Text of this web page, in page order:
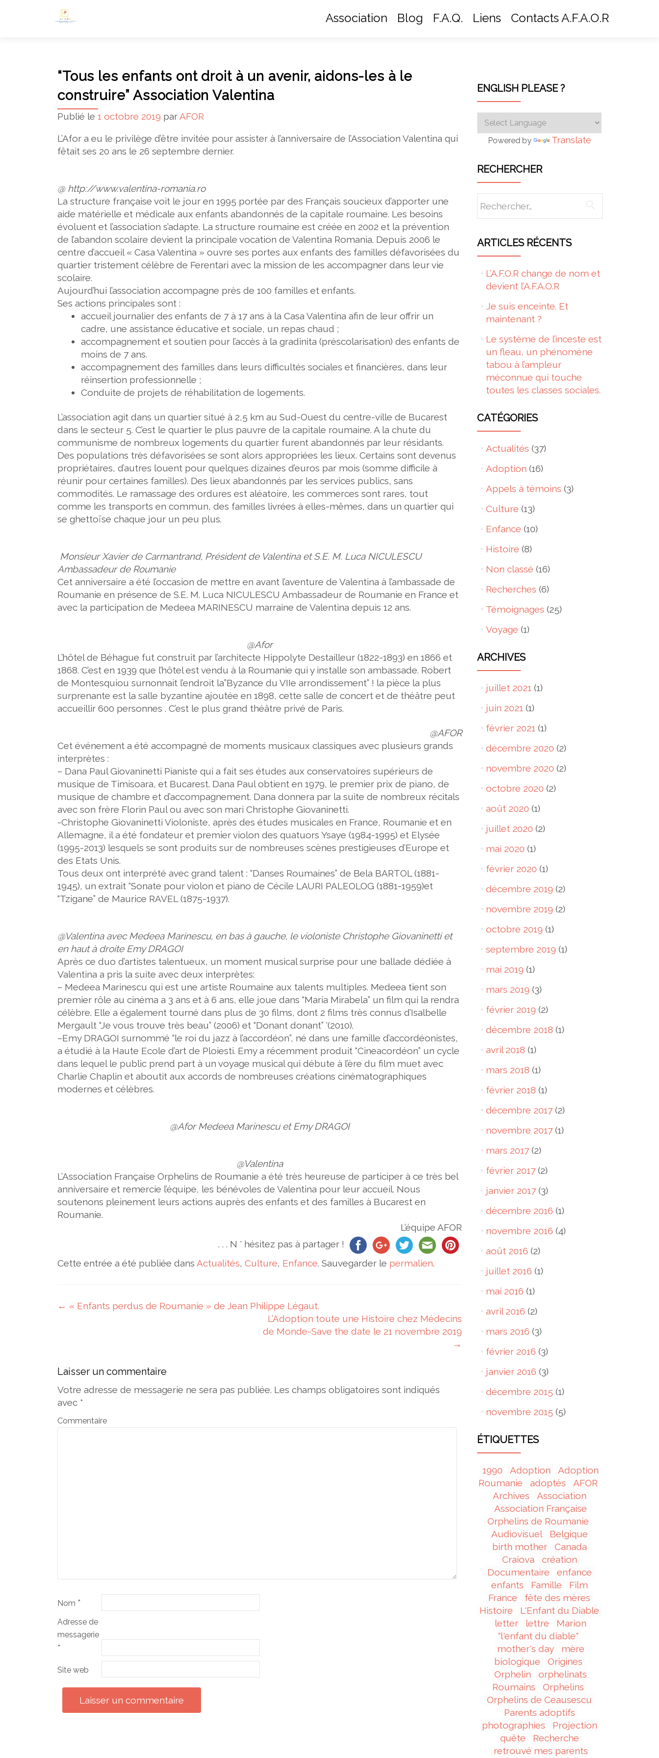
Association Blog F.A.Q. Liens Contacts A.F.A.O.R
“Tous les enfants ont droit à un avenir, aidons-les à le
construire” Association Valentina
Publié le 1 octobre 2019 par AFOR
L’Afor a eu le privilège d’être invitée pour assister à l’anniversaire de l’Association Valentina qui
fêtait ses 20 ans le 26 septembre dernier.
@ http://www.valentina-romania.ro
La structure française voit le jour en 1995 portée par des Français soucieux d’apporter une
aide matérielle et médicale aux enfants abandonnés de la capitale roumaine. Les besoins
évoluent et l’association s’adapte. La structure roumaine est créée en 2002 et la prévention
de l’abandon scolaire devient la principale vocation de Valentina Romania. Depuis 2006 le
centre d’accueil « Casa Valentina » ouvre ses portes aux enfants des familles défavorisées du
quartier tristement célèbre de Ferentari avec la mission de les accompagner dans leur vie
scolaire.
Aujourd’hui l’association accompagne près de 100 familles et enfants.
Ses actions principales sont :
accueil journalier des enfants de 7 à 17 ans à la Casa Valentina afin de leur offrir un
cadre, une assistance éducative et sociale, un repas chaud ;
accompagnement et soutien pour l’accès à la gradinita (préscolarisation) des enfants de
moins de 7 ans.
accompagnement des familles dans leurs difficultés sociales et financières, dans leur
réinsertion professionnelle ;
Conduite de projets de réhabilitation de logements.
L’association agit dans un quartier situé à 2,5 km au Sud-Ouest du centre-ville de Bucarest
dans le secteur 5. C’est le quartier le plus pauvre de la capitale roumaine. A la chute du
communisme de nombreux logements du quartier furent abandonnés par leur résidants.
Des populations très défavorisées se sont alors appropriées les lieux. Certains sont devenus
propriétaires, d’autres louent pour quelques dizaines d’euros par mois (somme difficile à
réunir pour certaines familles). Des lieux abandonnés par les services publics, sans
commodités. Le ramassage des ordures est aléatoire, les commerces sont rares, tout
comme les transports en commun, des familles livrées à elles-mêmes, dans un quartier qui
se ghettoïse chaque jour un peu plus.
Monsieur Xavier de Carmantrand, Président de Valentina et S.E. M. Luca NICULESCU
Ambassadeur de Roumanie
Cet anniversaire a été l’occasion de mettre en avant l’aventure de Valentina à l’ambassade de
Roumanie en présence de S.E. M. Luca NICULESCU Ambassadeur de Roumanie en France et
avec la participation de Medeea MARINESCU marraine de Valentina depuis 12 ans.
@Afor
L’hôtel de Béhague fut construit par l’architecte Hippolyte Destailleur (1822-1893) en 1866 et
1868. C’est en 1939 que l’hôtel est vendu à la Roumanie qui y installe son ambassade. Robert
de Montesquiou surnonnait l’endroit la”Byzance du VIIe arrondissement” ! la pièce la plus
surprenante est la salle byzantine ajoutée en 1898, cette salle de concert et de théâtre peut
accueillir 600 personnes . C’est le plus grand théâtre privé de Paris.
@AFOR
Cet événement a été accompagné de moments musicaux classiques avec plusieurs grands
interprètes :
– Dana Paul Giovaninetti Pianiste qui a fait ses études aux conservatoires supérieurs de
musique de Timisoara, et Bucarest. Dana Paul obtient en 1979, le premier prix de piano, de
musique de chambre et d’accompagnement. Dana donnera par la suite de nombreux récitals
avec son frère Florin Paul ou avec son mari Christophe Giovaninetti.
-Christophe Giovaninetti Violoniste, après des études musicales en France, Roumanie et en
Allemagne, il a été fondateur et premier violon des quatuors Ysaye (1984-1995) et Elysée
(1995-2013) lesquels se sont produits sur de nombreuses scènes prestigieuses d’Europe et
des Etats Unis.
Tous deux ont interprété avec grand talent : “Danses Roumaines” de Bela BARTOL (1881-
1945), un extrait “Sonate pour violon et piano de Cécile LAURI PALEOLOG (1881-1959)et
“Tzigane” de Maurice RAVEL (1875-1937).
@Valentina avec Medeea Marinescu, en bas à gauche, le violoniste Christophe Giovaninetti et
en haut à droite Emy DRAGOI
Après ce duo d’artistes talentueux, un moment musical surprise pour une ballade dédiée à
Valentina a pris la suite avec deux interprètes:
– Medeea Marinescu qui est une artiste Roumaine aux talents multiples. Medeea tient son
premier rôle au cinéma a 3 ans et à 6 ans, elle joue dans “Maria Mirabela” un film qui la rendra
célèbre. Elle a également tourné dans plus de 30 films, dont 2 films très connus d’Isalbelle
Mergault “Je vous trouve très beau” (2006) et “Donant donant” ‘(2010).
–Emy DRAGOI surnommé “le roi du jazz à l’accordéon”, né dans une famille d’accordéonistes,
a étudié à la Haute Ecole d’art de Ploiesti. Emy a récemment produit “Cineacordéon” un cycle
dans lequel le public prend part à un voyage musical qui débute à l’ère du film muet avec
Charlie Chaplin et aboutit aux accords de nombreuses créations cinématographiques
modernes et célèbres.
@Afor Medeea Marinescu et Emy DRAGOI
@Valentina
L’Association Française Orphelins de Roumanie a été très heureuse de participer à ce très bel
anniversaire et remercie l’équipe, les bénévoles de Valentina pour leur accueil. Nous
soutenons pleinement leurs actions auprès des enfants et des familles à Bucarest en
Roumanie.
L’équipe AFOR
. . . N ' hésitez pas à partager !
Cette entrée a été publiée dans Actualités, Culture, Enfance. Sauvegarder le permalien.
Navigation des articles
← « Enfants perdus de Roumanie » de Jean Philippe Légaut.
L’Adoption toute une Histoire chez Médecins
de Monde-Save the date le 21 novembre 2019
→
Laisser un commentaire
Votre adresse de messagerie ne sera pas publiée. Les champs obligatoires sont indiqués
avec *
Commentaire
Nom *
Adresse de
messagerie
*
Site web
ENGLISH PLEASE ?
Powered by Translate
RECHERCHER
ARTICLES RÉCENTS
L’A.F.O.R change de nom et
devient l’A.F.A.O.R
Je suis enceinte. Et
maintenant ?
Le système de l’inceste est
un fleau, un phénomène
tabou à l’ampleur
méconnue qui touche
toutes les classes sociales.
CATÉGORIES
Actualités (37)
Adoption (16)
Appels à témoins (3)
Culture (13)
Enfance (10)
Histoire (8)
Non classé (16)
Recherches (6)
Témoignages (25)
Voyage (1)
ARCHIVES
juillet 2021 (1)
juin 2021 (1)
février 2021 (1)
décembre 2020 (2)
novembre 2020 (2)
octobre 2020 (2)
août 2020 (1)
juillet 2020 (2)
mai 2020 (1)
février 2020 (1)
décembre 2019 (2)
novembre 2019 (2)
octobre 2019 (1)
septembre 2019 (1)
mai 2019 (1)
mars 2019 (3)
février 2019 (2)
décembre 2018 (1)
avril 2018 (1)
mars 2018 (1)
février 2018 (1)
décembre 2017(2)
novembre 2017(1)
mars 2017(2)
février 2017(2)
janvier 2017(3)
décembre 2016 (1)
novembre 2016 (4)
août 2016 (2)
juillet 2016 (1)
mai 2016 (1)
avril 2016 (2)
mars 2016 (3)
février 2016 (3)
janvier 2016 (3)
décembre 2015 (1)
novembre 2015 (5)
ÉTIQUETTES
1990 Adoption
Adoption
Roumanie
adoptés
AFOR
Archives
Association
Association Française
Orphelins de Roumanie
Audiovisuel
Belgique
birth mother
Canada
Craiova
création
Documentaire
enfance
enfants
Famille
Film
France
fête des mères
Histoire
L'Enfant du Diable
letter
lettre
Marion
"l'enfant du diable"
mother's day
mère
biologique
Origines
Orphelin
orphelinats
Roumains
Orphelins
Orphelins de Ceausescu
Parents adoptifs
photographies
Projection
quête
Recherche
retrouvé mes parents